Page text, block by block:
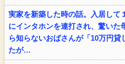
実家を新築した時の話。入居して
にインタホンを連打され、驚いた
ら知らないおばさんが「10万円
たが…